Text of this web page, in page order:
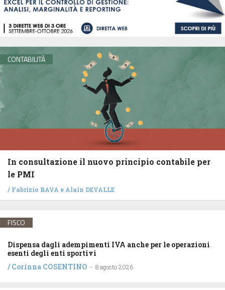
CONTABILITÀ
In consultazione il nuovo principio contabile per
le PMI
/ Fabrizio BAVA e Alain DEVALLE
FISCO
Dispensa dagli adempimenti IVA anche per le operazioni
esenti degli enti sportivi
/Corinna COSENTINO - 8 agosto 2026